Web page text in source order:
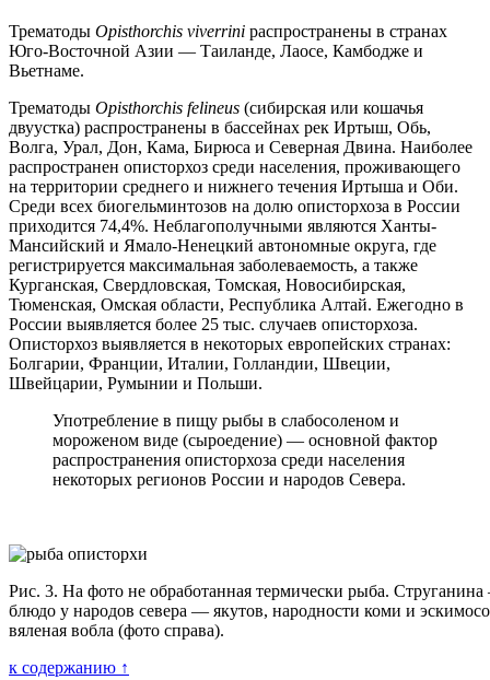
Трематоды Opisthorchis viverrini распространены в странах
Юго-Восточной Азии — Таиланде, Лаосе, Камбодже и
Вьетнаме.
Трематоды Opisthorchis felineus (сибирская или кошачья
двуустка) распространены в бассейнах рек Иртыш, Обь,
Волга, Урал, Дон, Кама, Бирюса и Северная Двина. Наиболее
распространен описторхоз среди населения, проживающего
на территории среднего и нижнего течения Иртыша и Оби.
Среди всех биогельминтозов на долю описторхоза в России
приходится 74,4%. Неблагополучными являются Ханты-
Мансийский и Ямало-Ненецкий автономные округа, где
регистрируется максимальная заболеваемость, а также
Курганская, Свердловская, Томская, Новосибирская,
Тюменская, Омская области, Республика Алтай. Ежегодно в
России выявляется более 25 тыс. случаев описторхоза.
Описторхоз выявляется в некоторых европейских странах:
Болгарии, Франции, Италии, Голландии, Швеции,
Швейцарии, Румынии и Польши.
Употребление в пищу рыбы в слабосоленом и
мороженом виде (сыроедение) — основной фактор
распространения описторхоза среди населения
некоторых регионов России и народов Севера.
Рис. 3. На фото не обработанная термически рыба.
блюдо у народов севера — якутов, народности коми и
вяленая вобла (фото справа).
к содержанию ↑